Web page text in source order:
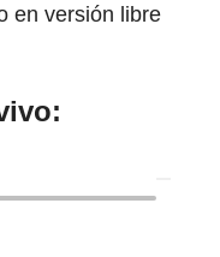
en versión libre